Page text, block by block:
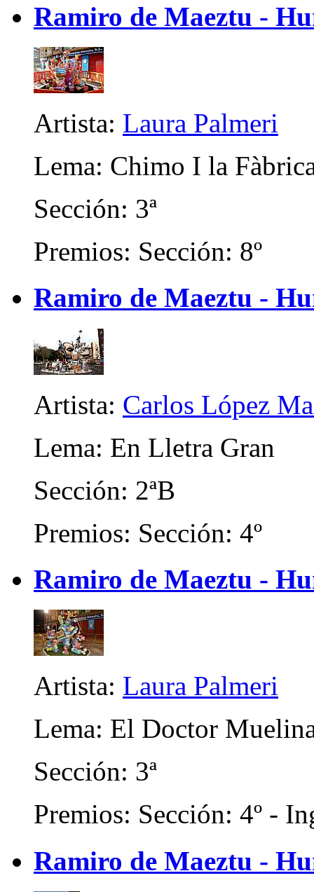
Ramiro de Maeztu -
Artista: Laura Palmeri
Lema: Chimo I la
Sección: 3ª
Premios: Sección: 8º
Ramiro de Maeztu -
Artista: Carlos López
Lema: En Lletra Gran
Sección: 2ªB
Premios: Sección: 4º
Ramiro de Maeztu -
Artista: Laura Palmeri
Lema: El Doctor
Sección: 3ª
Premios: Sección: 4º -
Ramiro de Maeztu -